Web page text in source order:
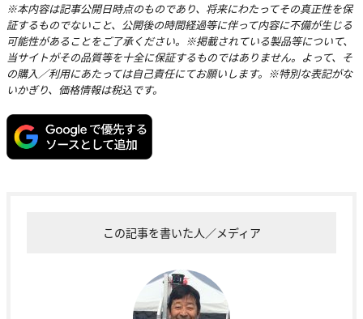
※本内容は記事公開日時点のものであり、将来にわたってその真正性を保
証するものでないこと、公開後の時間経過等に伴って内容に不備が生じる
可能性があることをご了承ください。※掲載されている製品等について、
当サイトがその品質等を十全に保証するものではありません。よって、そ
の購入／利用にあたっては自己責任にてお願いします。※特別な表記がな
いかぎり、価格情報は税込です。
この記事を書いた人／メディア